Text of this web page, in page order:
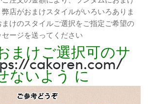
店がおまけスタイルがいろいろありま
けのスタイルご選択をご指定ご希望の
ージを送ってください
まけご選択可のサ
cakoren.com/
ないよう に